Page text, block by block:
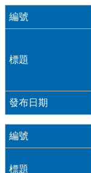
策
我